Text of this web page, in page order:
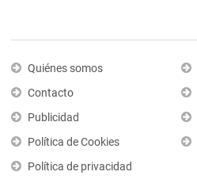
Quiénes somos
Contacto
Publicidad
Política de Cookies
Política de privacidad